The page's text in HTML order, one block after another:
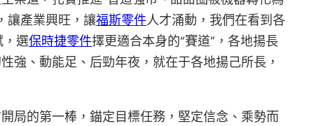
讓產業興旺，讓福斯零件人才涌動，我們在看到各
，選保時捷零件擇更適合本身的“賽道”，各地揚長
強、動能足、后勁年夜，就在于各地揚己所長，
局的第一棒，錨定目標任務，堅定信念、乘勢而